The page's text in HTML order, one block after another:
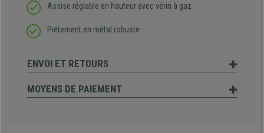
Assise réglable en hauteur avec vérin à gaz
Piétement en métal robuste
ENVOI ET RETOURS
MOYENS DE PAIEMENT